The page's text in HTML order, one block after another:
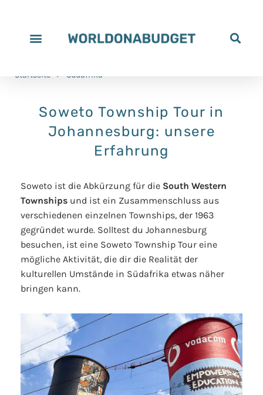
Startseite > Südafrika
Soweto Township Tour in
Johannesburg: unsere
Erfahrung
Soweto ist die Abkürzung für die South Western
Townships und ist ein Zusammenschluss aus
verschiedenen einzelnen Townships, der 1963
gegründet wurde. Solltest du Johannesburg
besuchen, ist eine Soweto Township Tour eine
mögliche Aktivität, die dir die Realität der
kulturellen Umstände in Südafrika etwas näher
bringen kann.